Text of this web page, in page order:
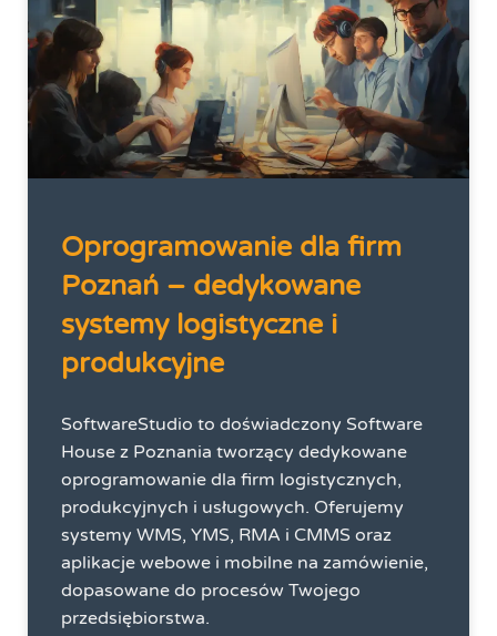
Oprogramowanie dla firm
Poznań – dedykowane
systemy logistyczne i
produkcyjne
SoftwareStudio to doświadczony Software
House z Poznania tworzący dedykowane
oprogramowanie dla firm logistycznych,
produkcyjnych i usługowych. Oferujemy
systemy WMS, YMS, RMA i CMMS oraz
aplikacje webowe i mobilne na zamówienie,
dopasowane do procesów Twojego
przedsiębiorstwa.